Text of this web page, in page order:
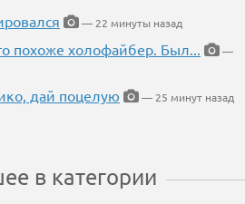
— 22 минуты назад
похоже холофайбер. Был...
—
дай поцелую — 25 минут назад
в категории